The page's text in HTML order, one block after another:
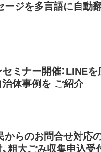
ージを多言語に自動
ミナー開催：LINEを
体事例を ご紹介
からのお問合せ対応
粗大ごみ収集申込受